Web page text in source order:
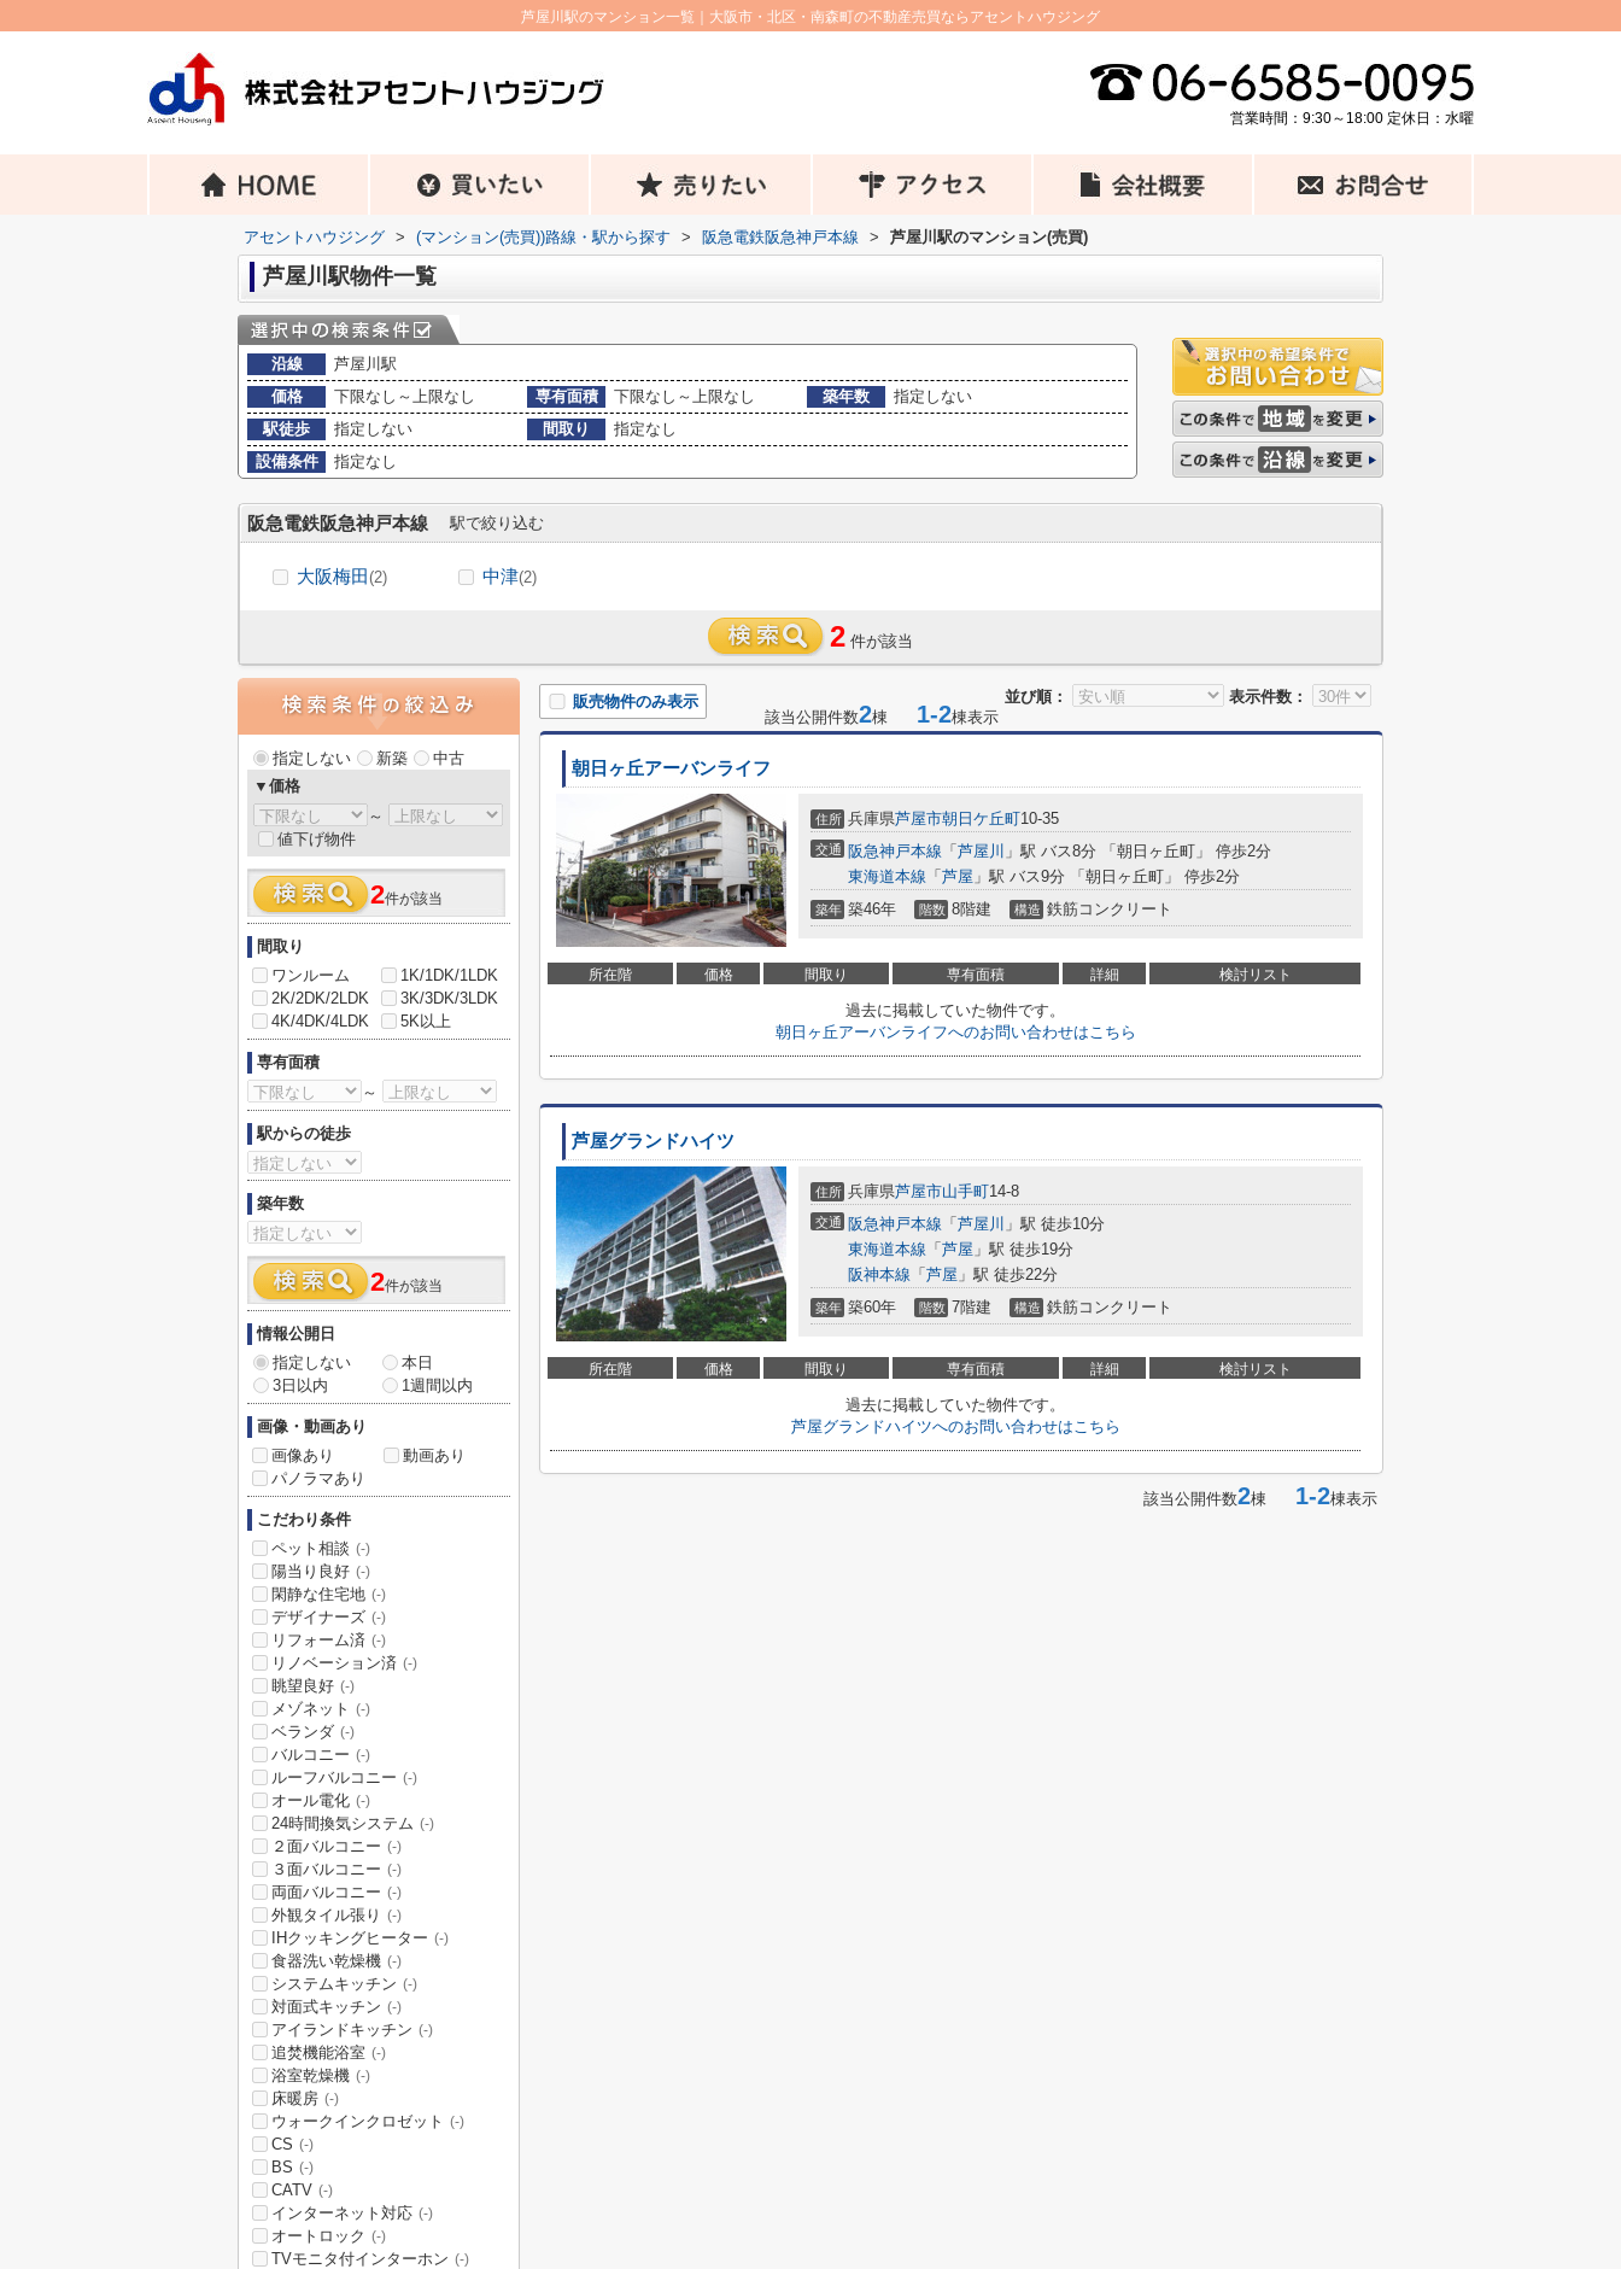
芦屋川駅のマンション一覧｜大阪市・北区・南森町の不動産売買ならアセントハウジング
営業時間：9:30～18:00 定休日：水曜
アセントハウジング > (マンション(売買))路線・駅から探す > 阪急電鉄阪急神戸本線 > 芦屋川駅のマンション(売買)
芦屋川駅物件一覧
沿線
芦屋川駅
価格
下限なし～上限なし 専有面積 下限なし～上限なし 築年数
指定しない
駅徒歩
指定しない 間取り
指定なし
設備条件
指定なし
阪急電鉄阪急神戸本線 駅で絞り込む
大阪梅田(2) 中津(2)
2 件が該当
並び順： 表示件数：
販売物件のみ表示
該当公開件数2棟 1-2棟表示
朝日ヶ丘アーバンライフ
住所 兵庫県芦屋市朝日ケ丘町10-35
交通 阪急神戸本線 「 芦屋川 」駅 バス8分 「朝日ヶ丘町」 停歩2分
東海道本線 「 芦屋 」駅 バス9分 「朝日ヶ丘町」 停歩2分
築年 築46年 階数 8階建 構造 鉄筋コンクリート
所在階 価格 間取り 専有面積 詳細 検討リスト
過去に掲載していた物件です。
朝日ヶ丘アーバンライフへのお問い合わせはこちら
芦屋グランドハイツ
住所 兵庫県芦屋市山手町14-8
交通 阪急神戸本線 「 芦屋川 」駅 徒歩10分
東海道本線 「 芦屋 」駅 徒歩19分
阪神本線 「 芦屋 」駅 徒歩22分
築年 築60年 階数 7階建 構造 鉄筋コンクリート
所在階 価格 間取り 専有面積 詳細 検討リスト
過去に掲載していた物件です。
芦屋グランドハイツへのお問い合わせはこちら
該当公開件数2棟 1-2棟表示
指定しない 新築
中古
▼価格
～
値下げ物件
2件が該当
間取り
ワンルーム
1K/1DK/1LDK
2K/2DK/2LDK
3K/3DK/3LDK
4K/4DK/4LDK
5K以上
専有面積
～
駅からの徒歩
築年数
2件が該当
情報公開日
指定しない
本日
3日以内
1週間以内
画像・動画あり
画像あり
動画あり
パノラマあり
こだわり条件
ペット相談 (-)
陽当り良好 (-)
閑静な住宅地 (-)
デザイナーズ (-)
リフォーム済 (-)
リノベーション済 (-)
眺望良好 (-)
メゾネット (-)
ベランダ (-)
バルコニー (-)
ルーフバルコニー (-)
オール電化 (-)
24時間換気システム (-)
２面バルコニー (-)
３面バルコニー (-)
両面バルコニー (-)
外観タイル張り (-)
IHクッキングヒーター (-)
食器洗い乾燥機 (-)
システムキッチン (-)
対面式キッチン (-)
アイランドキッチン (-)
追焚機能浴室 (-)
浴室乾燥機 (-)
床暖房 (-)
ウォークインクロゼット (-)
CS (-)
BS (-)
CATV (-)
インターネット対応 (-)
オートロック (-)
TVモニタ付インターホン (-)